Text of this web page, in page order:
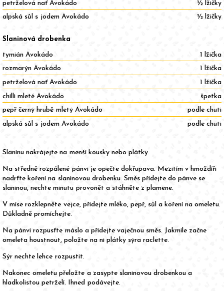
petrželová nať Avokádo
½ lžičky
alpská sůl s jodem Avokádo
½ lžičky
Slaninová drobenka
tymián Avokádo
1 lžička
rozmarýn Avokádo
1 lžička
petrželová nať Avokádo
1 lžička
chilli mleté Avokádo
špetka
pepř černý hrubě mletý Avokádo
podle chuti
alpská sůl s jodem Avokádo
podle chuti
Slaninu nakrájejte na menší kousky nebo plátky.
Na středně rozpálené pánvi je opečte dokřupava. Mezitím v hmoždíři
nadrťte koření na slaninovou drobenku. Směs přidejte do pánve se
slaninou, nechte minutu provonět a stáhněte z plamene.
V míse rozklepněte vejce, přidejte mléko, pepř, sůl a koření na omeletu.
Důkladně promíchejte.
Na pánvi rozpusťte máslo a přidejte vaječnou směs. Jakmile začne
omeleta houstnout, položte na ni plátky sýra raclette.
Sýr nechte lehce rozpustit.
Nakonec omeletu přeložte a zasypte slaninovou drobenkou a
hladkolistou petrželí. Ihned podávejte.